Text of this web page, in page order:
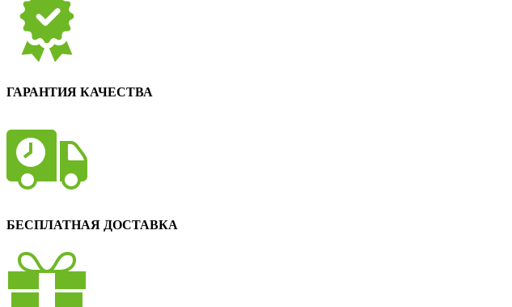
ГАРАНТИЯ КАЧЕСТВА
БЕСПЛАТНАЯ ДОСТАВКА